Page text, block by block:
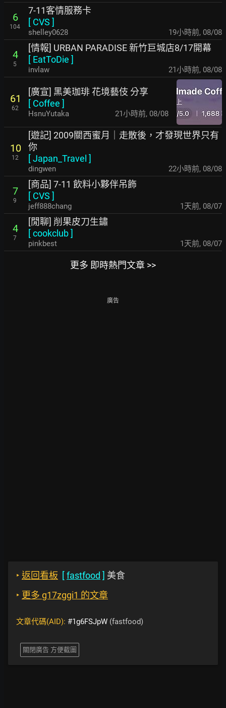
6
104
7-11客情服務卡
[ CVS ]
shelley0628 19小時前, 08/08
4
5
[情報] URBAN PARADISE 新竹巨城店8/17開幕
[ EatToDie ]
invlaw 21小時前, 08/08
61
62
[廣宣] 黑美珈琲 花境藝伎 分享
[ Coffee ]
HsnuYutaka 21小時前, 08/08
10
12
[遊記] 2009關西蜜月｜走散後，才發現世界只有
你
[Japan_Travel ]
dingwen 22小時前, 08/08
7
9
[商品] 7-11 飲料小夥伴吊飾
[ CVS ]
jeff888chang 1天前, 08/07
4
7
[閒聊] 削果皮刀生鏽
[cookclub]
pinkbest 1天前, 08/07
更多 即時熱門文章 >>
廣告
‣ 返回看板 [fastfood ] 美食
‣ 更多 g17zggi1 的文章
文章代碼(AID): #1g6FSJpW (fastfood)
關閉廣告 方便截圖